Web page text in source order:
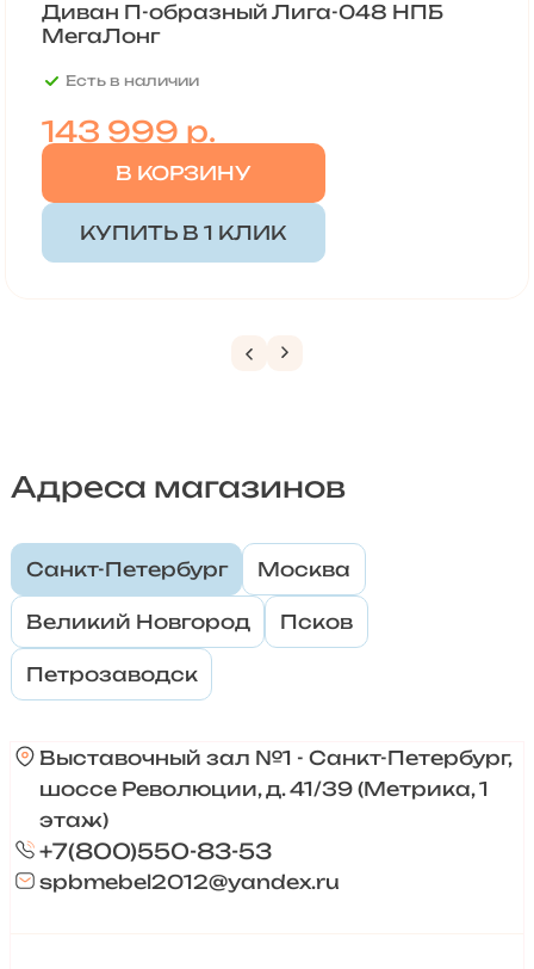
Диван П-образный Лига-048 НПБ
МегаЛонг
Есть в наличии
143 999 р.
В КОРЗИНУ
КУПИТЬ В 1 КЛИК
Адреса магазинов
Санкт-Петербург Москва
Великий Новгород Псков
Петрозаводск
Выставочный зал №1 - Санкт-Петербург,
шоссе Революции, д. 41/39 (Метрика, 1
этаж)
+7(800)550-83-53
spbmebel2012@yandex.ru